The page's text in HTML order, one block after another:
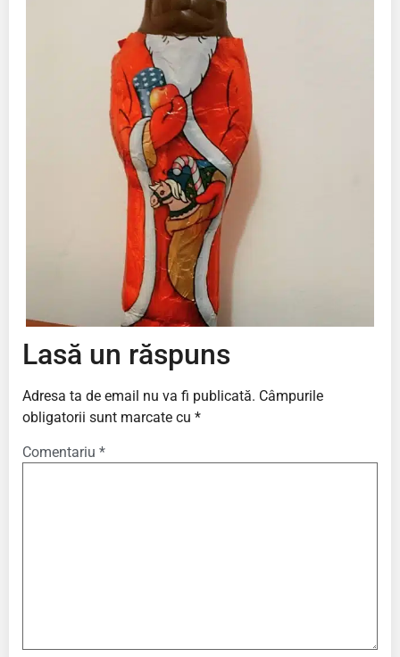
Lasă un răspuns
Adresa ta de email nu va fi publicată. Câmpurile
obligatorii sunt marcate cu *
Comentariu *